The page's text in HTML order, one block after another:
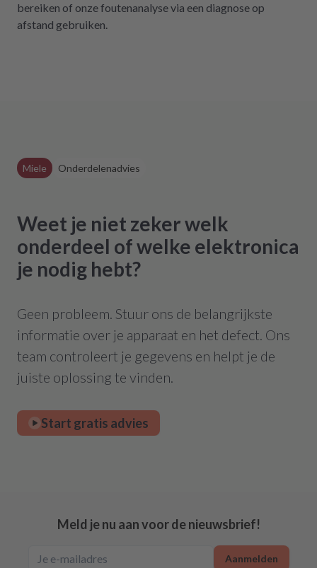
bereiken of onze foutenanalyse via een diagnose op
afstand gebruiken.
Miele Onderdelenadvies
Weet je niet zeker welk
onderdeel of welke elektronica
je nodig hebt?
Geen probleem. Stuur ons de belangrijkste
informatie over je apparaat en het defect. Ons
team controleert je gegevens en helpt je de
juiste oplossing te vinden.
Start gratis advies
Meld je nu aan voor de nieuwsbrief!
Aanmelden